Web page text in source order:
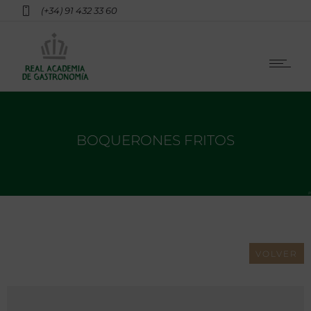
VOLVER
(+34) 91 432 33 60
BOQUERONES FRITOS